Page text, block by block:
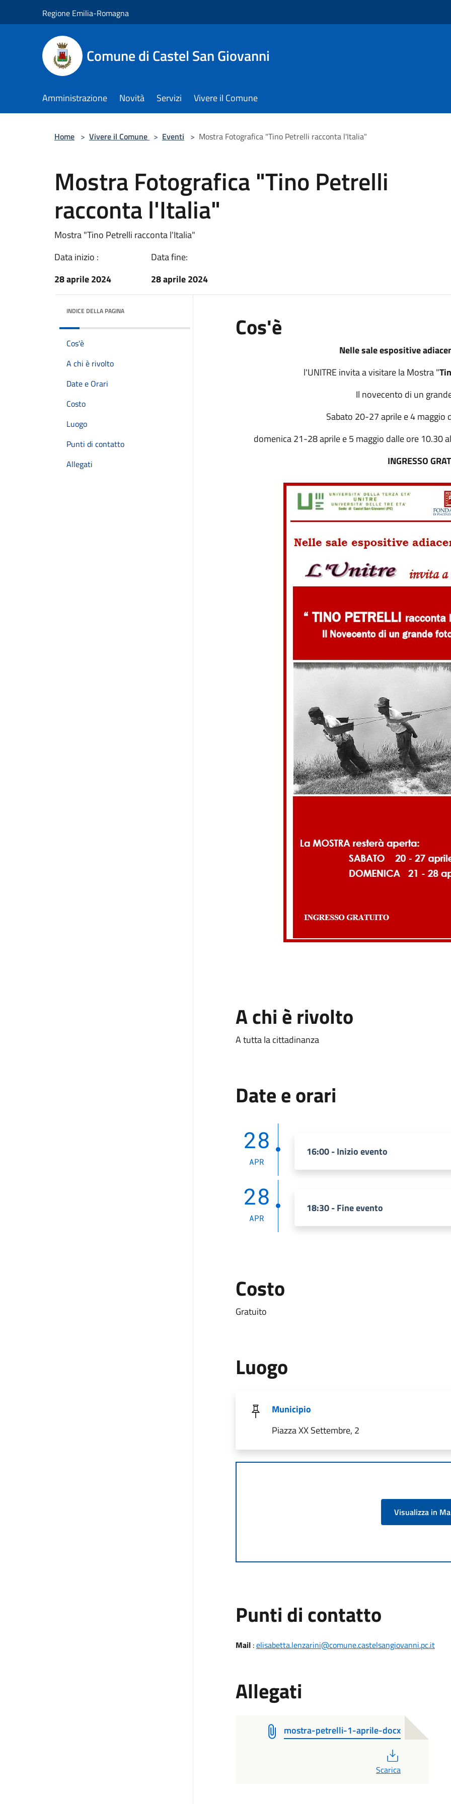
Regione Emilia-Romagna
Comune di Castel San Giovanni
Amministrazione Novità Servizi Vivere il Comune
Home > Vivere il Comune > Eventi > Mostra Fotografica "Tino Petrelli racconta l'Italia"
Mostra Fotografica "Tino Petrelli
racconta l'Italia"
Mostra "Tino Petrelli racconta l'Italia"
Data inizio :
28 aprile 2024
Data fine:
28 aprile 2024
INDICE DELLA PAGINA
Cos'è
A chi è rivolto
Date e Orari
Costo
Luogo
Punti di contatto
Allegati
Cos'è
Nelle sale espositive
l'UNITRE invita a visitare la Mostra "
Il novecento di un
Sabato 20-27 aprile e 4 maggio
domenica 21-28 aprile e 5 maggio dalle ore 10.30
INGRESSO
A chi è rivolto
A tutta la cittadinanza
Date e orari
28
APR
16:00 - Inizio evento
28
APR
18:30 - Fine evento
Costo
Gratuito
Luogo
Municipio
Piazza XX Settembre, 2
Visualizza in
Punti di contatto
Mail:elisabetta.lenzarini@comune.castelsangiovanni.pc.it
Allegati
mostra-petrelli-1-aprile-docx
Scarica